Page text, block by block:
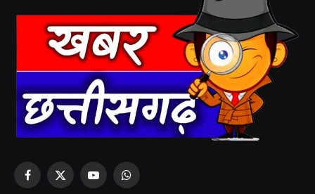
Facebook
X
YouTubeWhatsApp